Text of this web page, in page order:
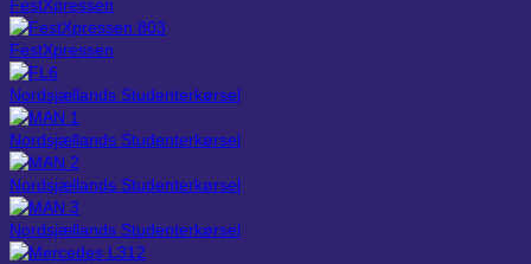
FestXpressen
FestXpressen
Nordsjællands Studenterkørsel
Nordsjællands Studenterkørsel
Nordsjællands Studenterkørsel
Nordsjællands Studenterkørsel